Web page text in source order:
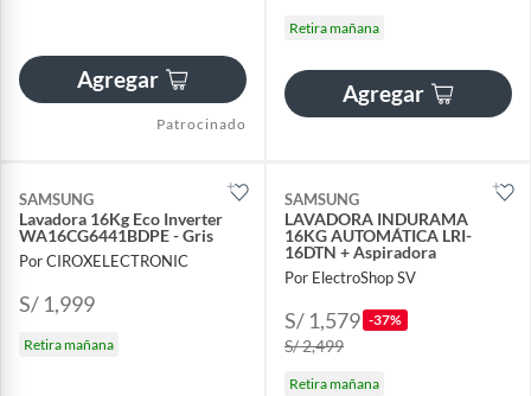
Agregar
Patrocinado
Retira mañana
Agregar
SAMSUNG
Lavadora 16Kg Eco Inverter
WA16CG6441BDPE - Gris
Por CIROXELECTRONIC
S/ 1,999
Retira mañana
SAMSUNG
LAVADORA INDURAMA
16KG AUTOMÁTICA LRI-
16DTN + Aspiradora
Por ElectroShop SV
S/ 1,579 -37%
S/ 2,499
Retira mañana